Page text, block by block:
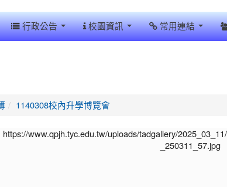
行政公告 校園資訊 常用連結
1140308校內升學博覽會